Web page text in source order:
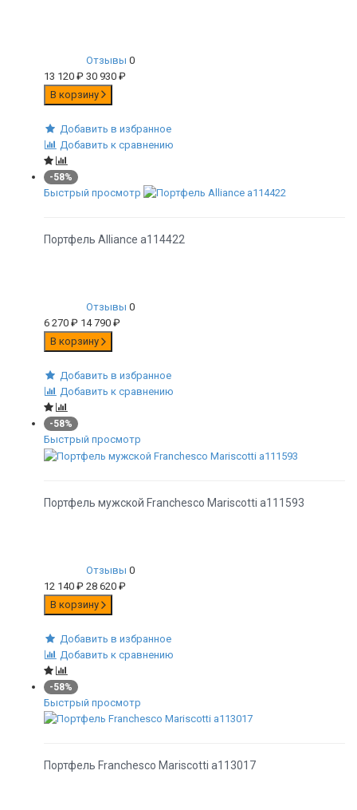
Отзывы 0
13 120 ₽ 30 930 ₽
В корзину
Добавить в избранное
Добавить к сравнению
-58%
Быстрый просмотр
Портфель Alliance а114422
Отзывы 0
6 270 ₽ 14 790 ₽
В корзину
Добавить в избранное
Добавить к сравнению
-58%
Быстрый просмотр
Портфель мужской Franchesco Mariscotti а111593
Отзывы 0
12 140 ₽ 28 620 ₽
В корзину
Добавить в избранное
Добавить к сравнению
-58%
Быстрый просмотр
Портфель Franchesco Mariscotti а113017